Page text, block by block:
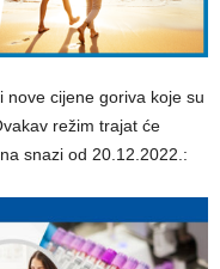
cijene goriva koje su
režim trajat će
snazi od 20.12.2022.: